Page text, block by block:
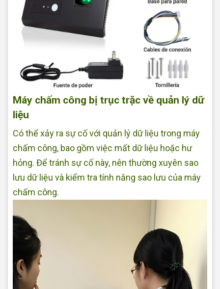
Máy chấm công bị trục trặc về quản lý dữ
liệu
Có thể xảy ra sự cố với quản lý dữ liệu trong máy
chấm công, bao gồm việc mất dữ liệu hoặc hư
hỏng. Để tránh sự cố này, nên thường xuyên sao
lưu dữ liệu và kiểm tra tính năng sao lưu của máy
chấm công.